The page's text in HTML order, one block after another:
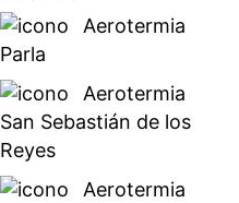
Aerotermia
Parla
Aerotermia
San Sebastián de los
Reyes
Aerotermia